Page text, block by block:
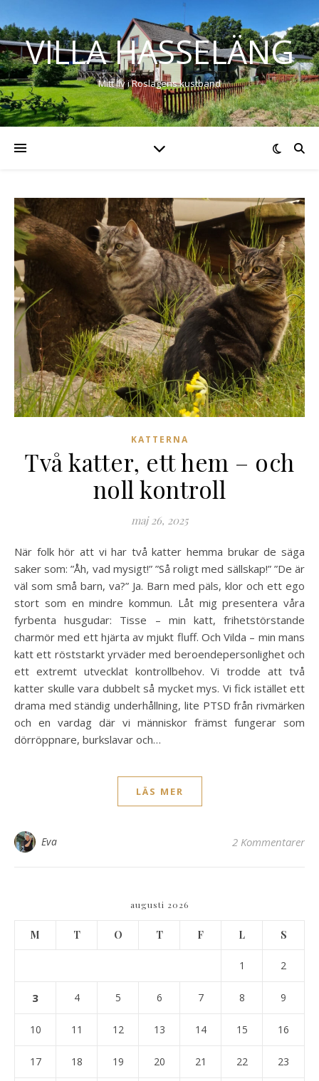
VILLA HASSELÄNG
Mitt liv i Roslagens kustband
KATTERNA
Två katter, ett hem – och
noll kontroll
maj 26, 2025
När folk hör att vi har två katter hemma brukar de säga
saker som: ”Åh, vad mysigt!” ”Så roligt med sällskap!” ”De är
väl som små barn, va?” Ja. Barn med päls, klor och ett ego
stort som en mindre kommun. Låt mig presentera våra
fyrbenta husgudar: Tisse – min katt, frihetstörstande
charmör med ett hjärta av mjukt fluff. Och Vilda – min mans
katt ett röststarkt yrväder med beroendepersonlighet och
ett extremt utvecklat kontrollbehov. Vi trodde att två
katter skulle vara dubbelt så mycket mys. Vi fick istället ett
drama med ständig underhållning, lite PTSD från rivmärken
och en vardag där vi människor främst fungerar som
dörröppnare, burkslavar och…
LÄS MER
Eva 2 Kommentarer
augusti 2026
M T O T F L S
1 2
3 4 5 6 7 8 9
10 11 12 13 14 15 16
17 18 19 20 21 22 23